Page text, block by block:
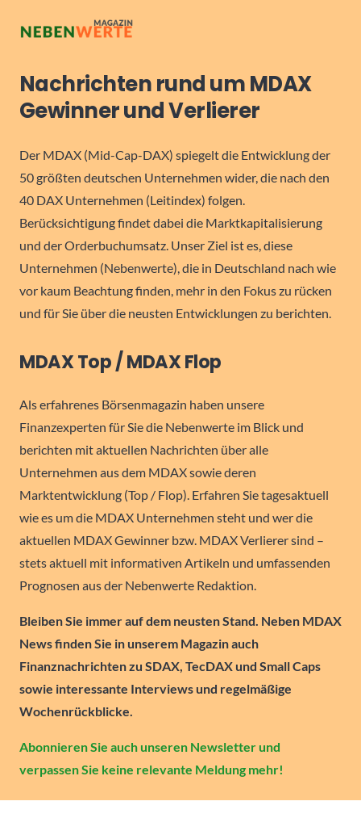
Nachrichten rund um MDAX
Gewinner und Verlierer
Der MDAX (Mid-Cap-DAX) spiegelt die Entwicklung der
50 größten deutschen Unternehmen wider, die nach den
40 DAX Unternehmen (Leitindex) folgen.
Berücksichtigung findet dabei die Marktkapitalisierung
und der Orderbuchumsatz. Unser Ziel ist es, diese
Unternehmen (Nebenwerte), die in Deutschland nach wie
vor kaum Beachtung finden, mehr in den Fokus zu rücken
und für Sie über die neusten Entwicklungen zu berichten.
MDAX Top / MDAX Flop
Als erfahrenes Börsenmagazin haben unsere
Finanzexperten für Sie die Nebenwerte im Blick und
berichten mit aktuellen Nachrichten über alle
Unternehmen aus dem MDAX sowie deren
Marktentwicklung (Top / Flop). Erfahren Sie tagesaktuell
wie es um die MDAX Unternehmen steht und wer die
aktuellen MDAX Gewinner bzw. MDAX Verlierer sind –
stets aktuell mit informativen Artikeln und umfassenden
Prognosen aus der Nebenwerte Redaktion.
Bleiben Sie immer auf dem neusten Stand. Neben MDAX
News finden Sie in unserem Magazin auch
Finanznachrichten zu SDAX, TecDAX und Small Caps
sowie interessante Interviews und regelmäßige
Wochenrückblicke.
Abonnieren Sie auch unseren Newsletter und
verpassen Sie keine relevante Meldung mehr!